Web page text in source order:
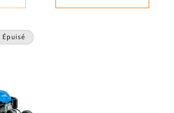
Épuisé